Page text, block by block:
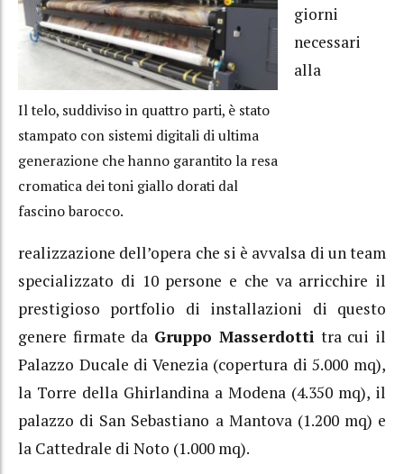
Il telo, suddiviso in quattro parti, è stato
stampato con sistemi digitali di ultima
generazione che hanno garantito la resa
cromatica dei toni giallo dorati dal
fascino barocco.
giorni
necessari
alla
realizzazione dell’opera che si è avvalsa di un team
specializzato di 10 persone e che va arricchire il
prestigioso portfolio di installazioni di questo
genere firmate da Gruppo Masserdottitra cui il
Palazzo Ducale di Venezia (copertura di 5.000 mq),
la Torre della Ghirlandina a Modena (4.350 mq), il
palazzo di San Sebastiano a Mantova (1.200 mq) e
la Cattedrale di Noto (1.000 mq).